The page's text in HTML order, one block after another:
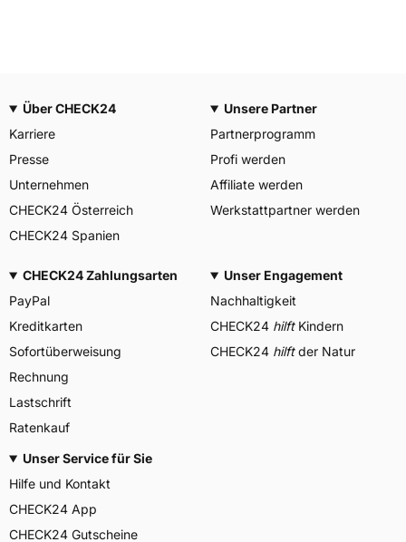
Über CHECK24
Karriere
Presse
Unternehmen
CHECK24 Österreich
CHECK24 Spanien
Unsere Partner
Partnerprogramm
Profi werden
Affiliate werden
Werkstattpartner werden
CHECK24 Zahlungsarten
PayPal
Kreditkarten
Sofortüberweisung
Rechnung
Lastschrift
Ratenkauf
Unser Engagement
Nachhaltigkeit
CHECK24 hilftKindern
CHECK24 hilftder Natur
Unser Service für Sie
Hilfe und Kontakt
CHECK24 App
CHECK24 Gutscheine